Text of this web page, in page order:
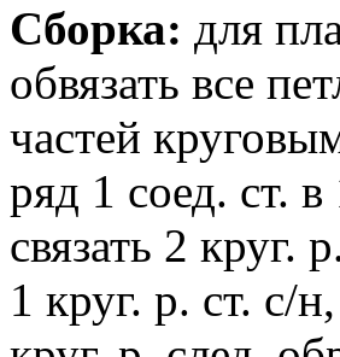
Сборка: для
обвязать все
частей
ряд 1 соед. ст.
связать 2 круг.
1 круг. р. ст. с/